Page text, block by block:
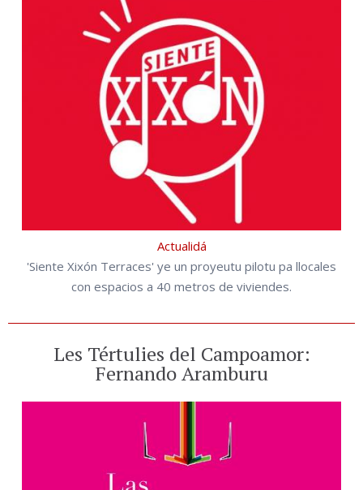
Actualidá
'Siente Xixón Terraces' ye un proyeutu pilotu pa llocales
con espacios a 40 metros de viviendes.
Les Tértulies del Campoamor:
Fernando Aramburu